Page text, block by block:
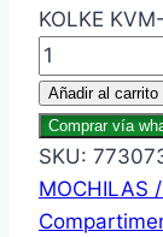
KOLKE
Añadir al carrito
Comprar vía
SKU:
MOCHILAS